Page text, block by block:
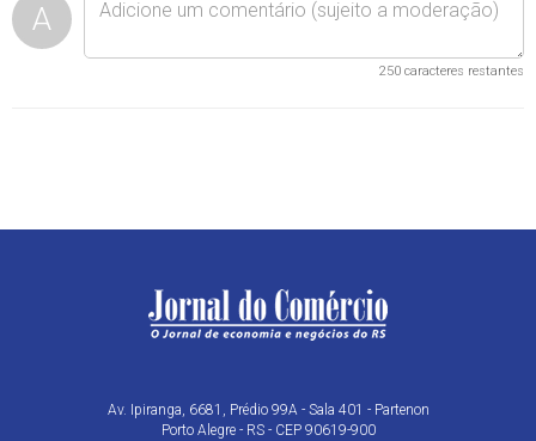
A
250 caracteres restantes
Av. Ipiranga, 6681, Prédio 99A - Sala 401 - Partenon
Porto Alegre - RS - CEP 90619-900